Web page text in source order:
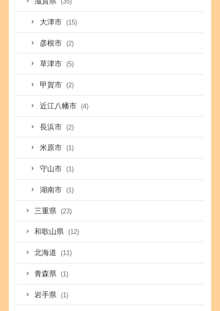
大津市 (15)
彦根市 (2)
草津市 (5)
甲賀市 (2)
近江八幡市 (4)
長浜市 (2)
米原市 (1)
守山市 (1)
湖南市 (1)
三重県 (23)
和歌山県 (12)
北海道 (11)
青森県 (1)
岩手県 (1)